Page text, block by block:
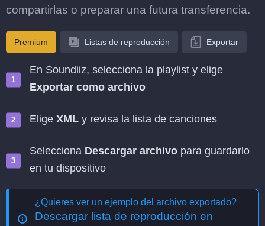
compartirlas o preparar una futura transferencia.
Premium Listas de reproducción Exportar
En Soundiiz, selecciona la playlist y elige
Exportar como archivo
Elige XML y revisa la lista de canciones
Selecciona Descargar archivo para guardarlo
en tu dispositivo
¿Quieres ver un ejemplo del archivo exportado?
Descargar lista de reproducción en